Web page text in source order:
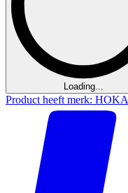
Loading...
Product heeft merk: HOKA